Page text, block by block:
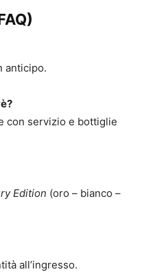
anticipo.
con servizio e bottiglie
Edition (oro – bianco –
all’ingresso.